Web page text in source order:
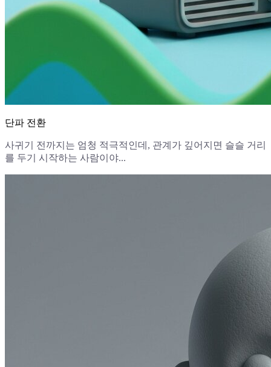
단파 전환
사귀기 전까지는 엄청 적극적인데, 관계가 깊어지면 슬슬 거리
를 두기 시작하는 사람이야...